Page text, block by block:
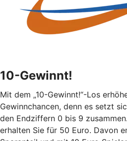
10-Gewinnt!
Mit dem „10-Gewinnt!“-Los
Gewinnchancen, denn es setzt
den Endziffern 0 bis 9
erhalten Sie für 50 Euro. Davon